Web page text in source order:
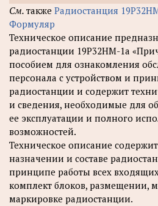
См. также Радиостанция
Формуляр
Техническое описание
радиостанции 19Р32НМ-1а
пособием для ознакомления
персонала с устройством и
радиостанции и содержит
и сведения, необходимые для
ее эксплуатации и полного
возможностей.
Техническое описание
назначении и составе
принципе работы всех
комплект блоков, размещении,
маркировке радиостанции.